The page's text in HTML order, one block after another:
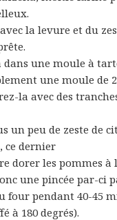
la levure et du
dans une moule à
une moule de
la avec des
un peu de zeste de
ce dernier
dorer les pommes à
une pincée par-ci
four pendant 40-45
à 180 degrés).